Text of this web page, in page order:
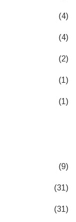
(4)
(4)
(2)
(1)
(1)
(9)
(31)
(31)